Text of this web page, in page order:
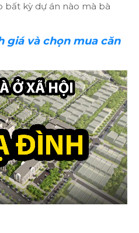
bất kỳ dự án nào mà bà
giá và chọn mua căn